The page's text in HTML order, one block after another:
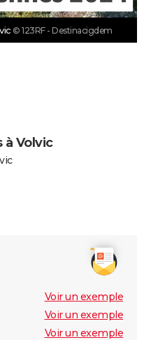
© 123RF - Destinacigdem
Volvic
Voir un exemple
Voir un exemple
Voir un exemple